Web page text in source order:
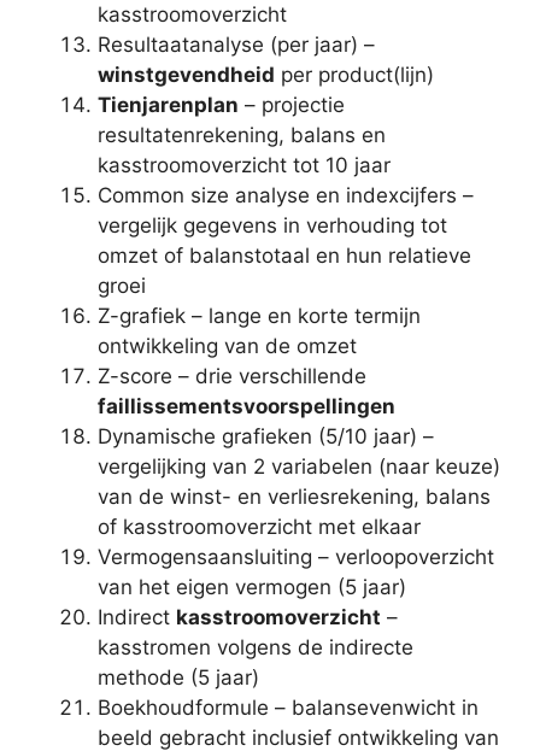
kasstroomoverzicht
Resultaatanalyse (per jaar) –
winstgevendheid per product(lijn)
Tienjarenplan – projectie
resultatenrekening, balans en
kasstroomoverzicht tot 10 jaar
Common size analyse en indexcijfers –
vergelijk gegevens in verhouding tot
omzet of balanstotaal en hun relatieve
groei
Z-grafiek – lange en korte termijn
ontwikkeling van de omzet
Z-score – drie verschillende
faillissementsvoorspellingen
Dynamische grafieken (5/10 jaar) –
vergelijking van 2 variabelen (naar keuze)
van de winst- en verliesrekening, balans
of kasstroomoverzicht met elkaar
Vermogensaansluiting – verloopoverzicht
van het eigen vermogen (5 jaar)
Indirect kasstroomoverzicht –
kasstromen volgens de indirecte
methode (5 jaar)
Boekhoudformule – balansevenwicht in
beeld gebracht inclusief ontwikkeling van